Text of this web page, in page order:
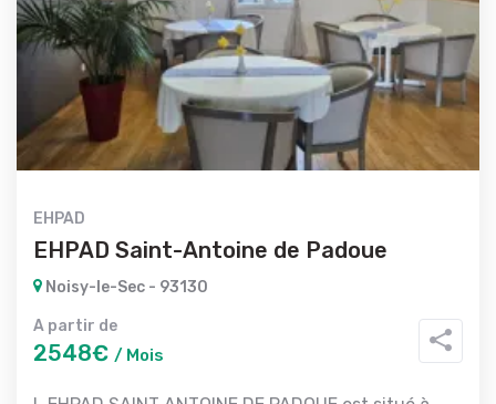
EHPAD
EHPAD Saint-Antoine de Padoue
Noisy-le-Sec - 93130
A partir de
2548€ / Mois